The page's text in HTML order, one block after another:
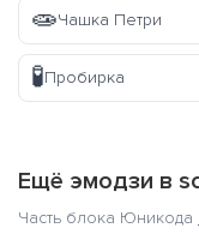
🧫Чашка Петри
🧪Пробирка
Ещё эмодзи в
Часть блока Юникода